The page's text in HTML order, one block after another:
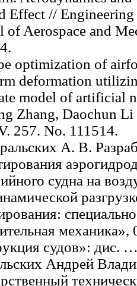
Effect //
of Aerospace and
optimization of
deformation
model of artificial
Zhang, Daochun
257. No. 111514.
А. В.
судна на
судов»: дис.
Андрей